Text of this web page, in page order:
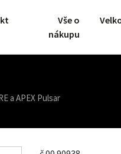
Vše o
nákupu
a APEX Pulsar